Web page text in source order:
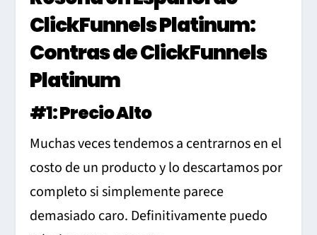
ClickFunnels Platinum:
Contras de ClickFunnels
Platinum
#1: Precio Alto
Muchas veces tendemos a centrarnos en el
costo de un producto y lo descartamos por
completo si simplemente parece
demasiado caro. Definitivamente puedo